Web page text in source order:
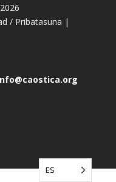
/ Pribatasuna |
ES